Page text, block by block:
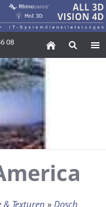
Texturen » Dosch